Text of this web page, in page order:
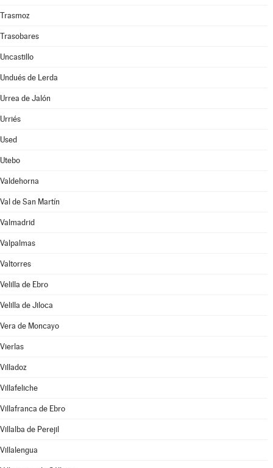
Trasmoz
Trasobares
Uncastillo
Undués de Lerda
Urrea de Jalón
Urriés
Used
Utebo
Valdehorna
Val de San Martín
Valmadrid
Valpalmas
Valtorres
Velilla de Ebro
Velilla de Jiloca
Vera de Moncayo
Vierlas
Villadoz
Villafeliche
Villafranca de Ebro
Villalba de Perejil
Villalengua